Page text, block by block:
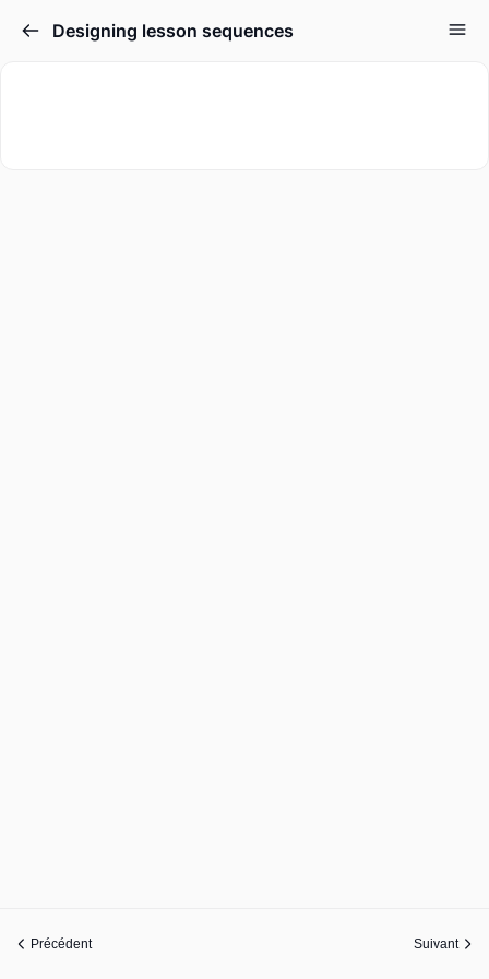
Designing lesson sequences
Précédent Suivant